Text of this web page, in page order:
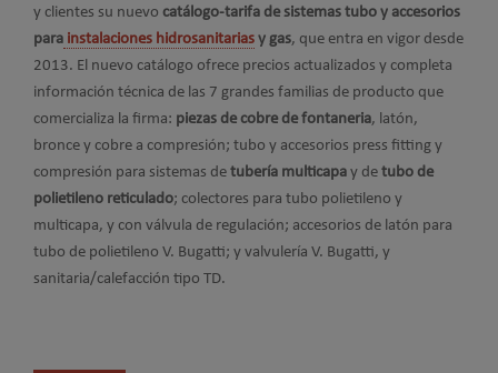
y clientes su nuevo catálogo-tarifa de sistemas tubo y accesorios
para instalaciones hidrosanitarias y gas, que entra en vigor desde
2013. El nuevo catálogo ofrece precios actualizados y completa
información técnica de las 7 grandes familias de producto que
comercializa la firma: piezas de cobre de fontaneria, latón,
bronce y cobre a compresión; tubo y accesorios press fitting y
compresión para sistemas de tubería multicapa y de tubo de
polietileno reticulado; colectores para tubo polietileno y
multicapa, y con válvula de regulación; accesorios de latón para
tubo de polietileno V. Bugatti; y valvulería V. Bugatti, y
sanitaria/calefacción tipo TD.